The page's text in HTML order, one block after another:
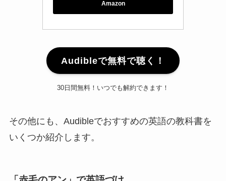
Audibleで無料で聴く！
30日間無料！いつでも解約できます！
その他にも、Audibleでおすすめの英語の教科書を